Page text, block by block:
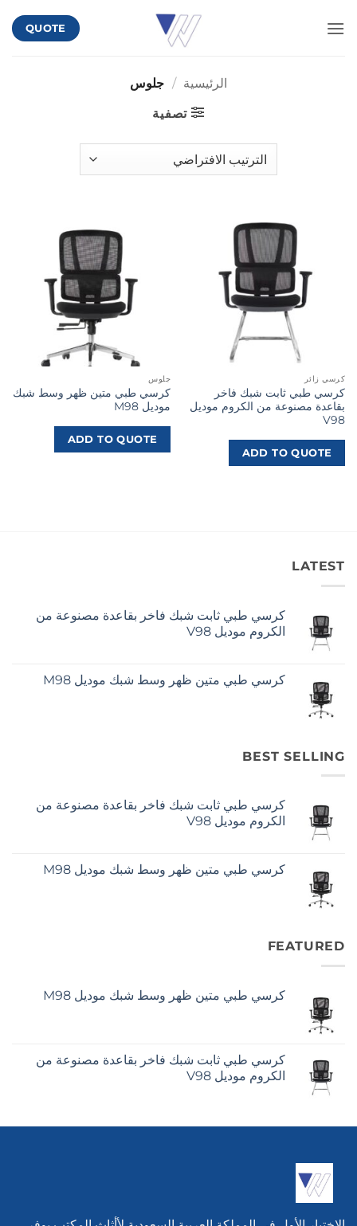
للمحتوى
QUOTE
الرئيسية / جلوس
تصفية
كرسي زائر
كرسي طبي ثابت شبك فاخر
بقاعدة مصنوعة من الكروم موديل
V98
ADD TO QUOTE
جلوس
كرسي طبي متين ظهر وسط شبك
موديل M98
ADD TO QUOTE
LATEST
كرسي طبي ثابت شبك فاخر بقاعدة مصنوعة من
الكروم موديل V98
كرسي طبي متين ظهر وسط شبك موديل M98
BEST SELLING
كرسي طبي ثابت شبك فاخر بقاعدة مصنوعة من
الكروم موديل V98
كرسي طبي متين ظهر وسط شبك موديل M98
FEATURED
كرسي طبي متين ظهر وسط شبك موديل M98
كرسي طبي ثابت شبك فاخر بقاعدة مصنوعة من
الكروم موديل V98